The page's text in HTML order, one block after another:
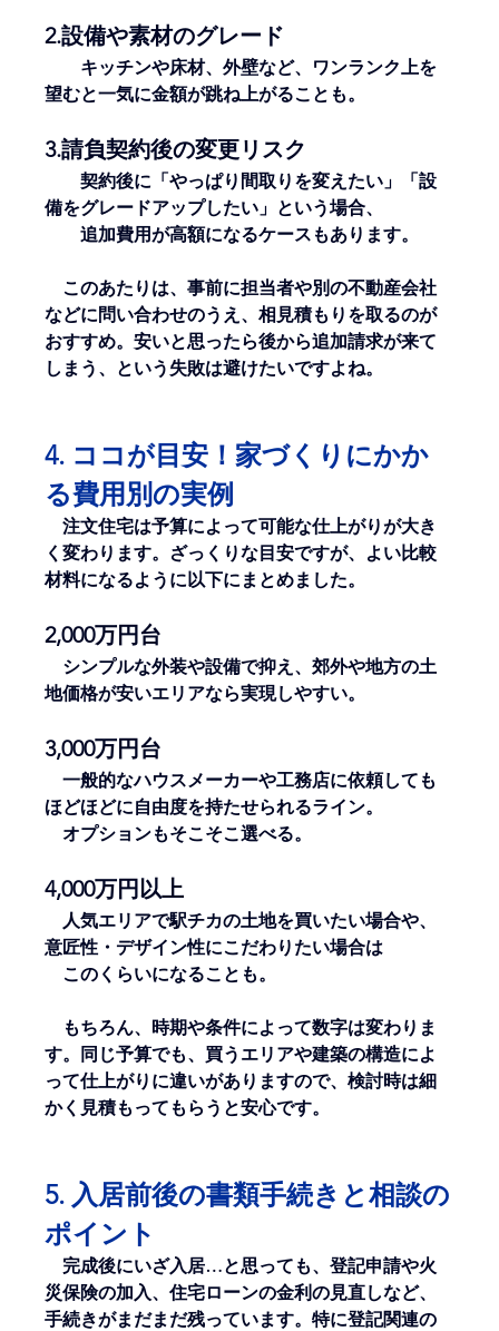
2.設備や素材のグレード
キッチンや床材、外壁など、ワンランク上を
望むと一気に金額が跳ね上がることも。
3.請負契約後の変更リスク
契約後に「やっぱり間取りを変えたい」「設
備をグレードアップしたい」という場合、
追加費用が高額になるケースもあります。
このあたりは、事前に担当者や別の不動産会社
などに問い合わせのうえ、相見積もりを取るのが
おすすめ。安いと思ったら後から追加請求が来て
しまう、という失敗は避けたいですよね。
4. ココが目安！家づくりにかか
る費用別の実例
注文住宅は予算によって可能な仕上がりが大き
く変わります。ざっくりな目安ですが、よい比較
材料になるように以下にまとめました。
2,000万円台
シンプルな外装や設備で抑え、郊外や地方の土
地価格が安いエリアなら実現しやすい。
3,000万円台
一般的なハウスメーカーや工務店に依頼しても
ほどほどに自由度を持たせられるライン。
オプションもそこそこ選べる。
4,000万円以上
人気エリアで駅チカの土地を買いたい場合や、
意匠性・デザイン性にこだわりたい場合は
このくらいになることも。
もちろん、時期や条件によって数字は変わりま
す。同じ予算でも、買うエリアや建築の構造によ
って仕上がりに違いがありますので、検討時は細
かく見積もってもらうと安心です。
5. 入居前後の書類手続きと相談の
ポイント
完成後にいざ入居…と思っても、登記申請や火
災保険の加入、住宅ローンの金利の見直しなど、
手続きがまだまだ残っています。特に登記関連の